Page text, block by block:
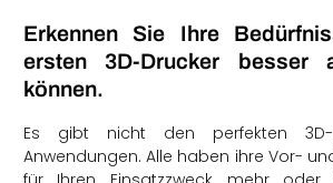
Erkennen Sie Ihre
ersten 3D-Drucker besser
können.
Es gibt nicht den perfekten
Anwendungen. Alle haben ihre Vor-